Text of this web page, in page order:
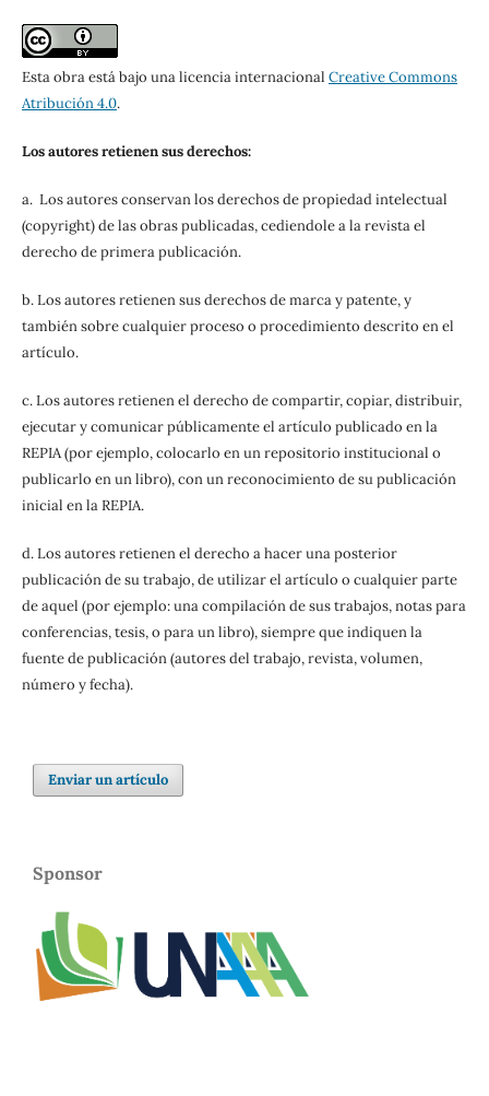
Esta obra está bajo una licencia internacional Creative Commons
Atribución 4.0.
Los autores retienen sus derechos:
a. Los autores conservan los derechos de propiedad intelectual
(copyright) de las obras publicadas, cediendole a la revista el
derecho de primera publicación.
b. Los autores retienen sus derechos de marca y patente, y
también sobre cualquier proceso o procedimiento descrito en el
artículo.
c. Los autores retienen el derecho de compartir, copiar, distribuir,
ejecutar y comunicar públicamente el artículo publicado en la
REPIA (por ejemplo, colocarlo en un repositorio institucional o
publicarlo en un libro), con un reconocimiento de su publicación
inicial en la REPIA.
d. Los autores retienen el derecho a hacer una posterior
publicación de su trabajo, de utilizar el artículo o cualquier parte
de aquel (por ejemplo: una compilación de sus trabajos, notas para
conferencias, tesis, o para un libro), siempre que indiquen la
fuente de publicación (autores del trabajo, revista, volumen,
número y fecha).
Enviar un artículo
Sponsor